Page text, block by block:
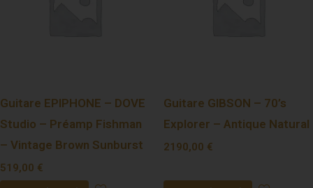
Guitare EPIPHONE – DOVE
Studio – Préamp Fishman
– Vintage Brown Sunburst
519,00 €
Guitare GIBSON – 70’s
Explorer – Antique Natural
2190,00 €